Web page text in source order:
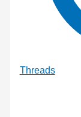
Threads